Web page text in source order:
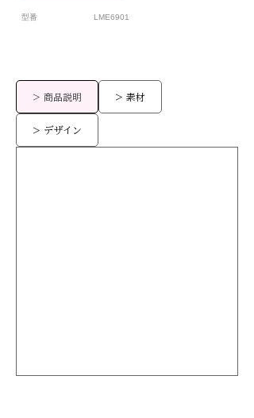
型番 LME6901
> 商品説明 > 素材
> デザイン